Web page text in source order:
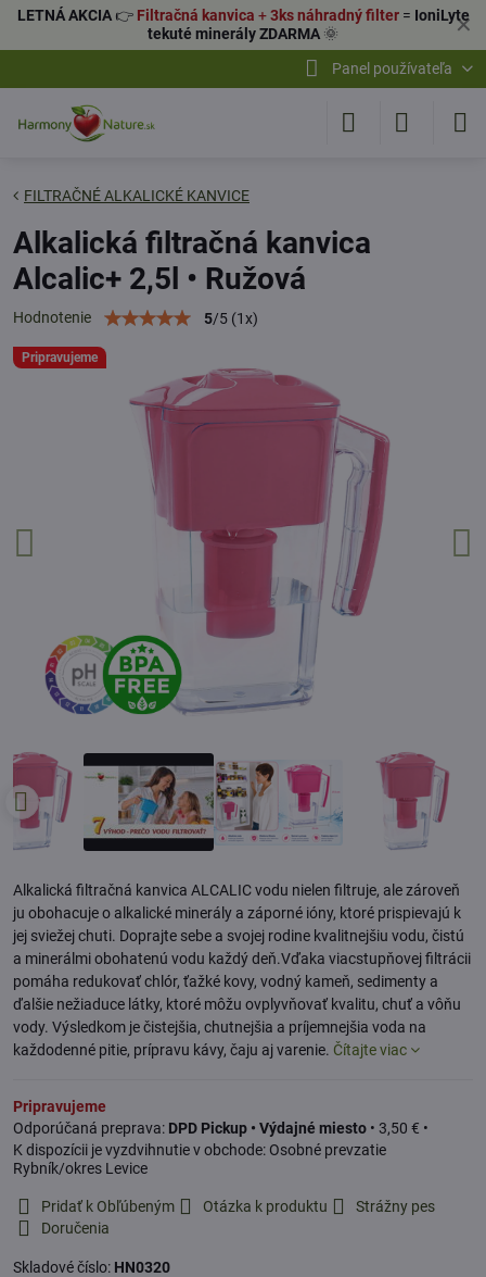
✕
LETNÁ AKCIA👉 Filtračná kanvica +3ks náhradný filter= IoniLyte
tekuté minerály ZDARMA 🌞
Panel používateľa
Pripravujeme
FILTRAČNÉ ALKALICKÉ KANVICE
Alkalická filtračná kanvica
Alcalic+ 2,5l • Ružová
Hodnotenie 5/5 (1x)
Alkalická filtračná kanvica ALCALIC vodu nielen filtruje, ale zároveň
ju obohacuje o alkalické minerály a záporné ióny, ktoré prispievajú k
jej sviežej chuti. Doprajte sebe a svojej rodine kvalitnejšiu vodu, čistú
a minerálmi obohatenú vodu každý deň.Vďaka viacstupňovej filtrácii
pomáha redukovať chlór, ťažké kovy, vodný kameň, sedimenty a
ďalšie nežiaduce látky, ktoré môžu ovplyvňovať kvalitu, chuť a vôňu
vody. Výsledkom je čistejšia, chutnejšia a príjemnejšia voda na
každodenné pitie, prípravu kávy, čaju aj varenie. Čítajte viac
Pripravujeme
DPD Pickup • Výdajné miesto • 3,50 € •
Osobné prevzatie
Rybník/okres Levice
Pridať k Obľúbeným Otázka k produktu
Strážny pes
Doručenia
Skladové číslo: HN0320